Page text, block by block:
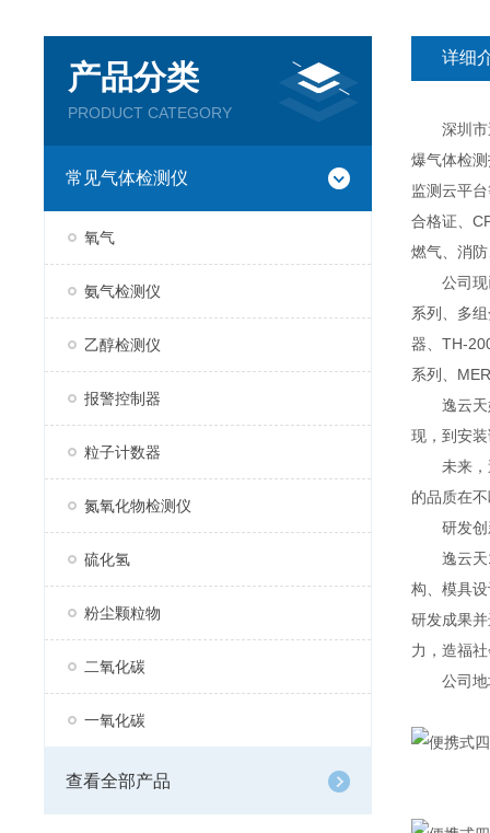
产品分类
PRODUCT CATEGORY
常见气体检测仪
氧气
氨气检测仪
乙醇检测仪
报警控制器
粒子计数器
氮氧化物检测仪
硫化氢
粉尘颗粒物
二氧化碳
一氧化碳
查看全部产品
详细
深圳市逸
爆气体检
监测云平
合格证、
燃气、消
公司现已
系列、多
器、TH-
系列、
逸云天始
现，到安
未来，逸
的品质在
研发创
逸云天13
构、模具
研发成果
力，造福
公司地址